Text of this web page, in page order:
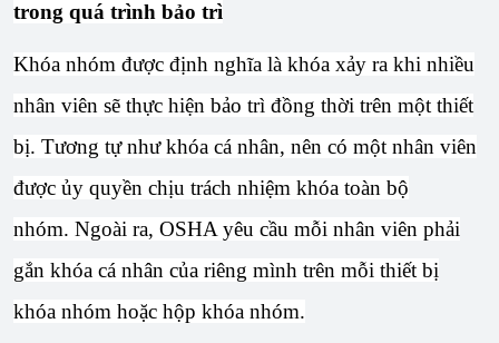
trong quá trình bảo trì
Khóa nhóm được định nghĩa là khóa xảy ra khi nhiều
nhân viên sẽ thực hiện bảo trì đồng thời trên một thiết
bị. Tương tự như khóa cá nhân, nên có một nhân viên
được ủy quyền chịu trách nhiệm khóa toàn bộ
nhóm. Ngoài ra, OSHA yêu cầu mỗi nhân viên phải
gắn khóa cá nhân của riêng mình trên mỗi thiết bị
khóa nhóm hoặc hộp khóa nhóm.